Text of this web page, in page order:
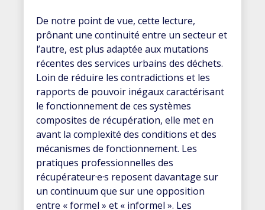
De notre point de vue, cette lecture,
prônant une continuité entre un secteur et
l’autre, est plus adaptée aux mutations
récentes des services urbains des déchets.
Loin de réduire les contradictions et les
rapports de pouvoir inégaux caractérisant
le fonctionnement de ces systèmes
composites de récupération, elle met en
avant la complexité des conditions et des
mécanismes de fonctionnement. Les
pratiques professionnelles des
récupérateur·e·s reposent davantage sur
un continuum que sur une opposition
entre « formel » et « informel ». Les